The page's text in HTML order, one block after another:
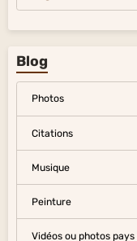
Blog
Photos
Citations
Musique
Peinture
Vidéos ou photos